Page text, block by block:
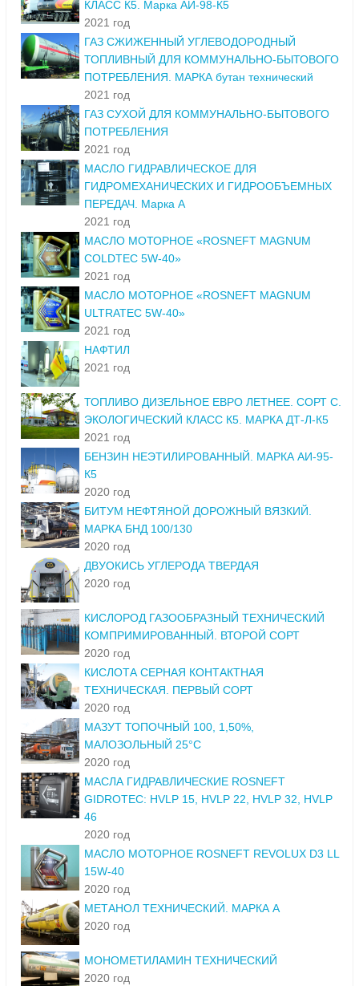
КЛАСС К5. Марка АИ-98-К5
2021 год
ГАЗ СЖИЖЕННЫЙ УГЛЕВОДОРОДНЫЙ
ТОПЛИВНЫЙ ДЛЯ КОММУНАЛЬНО-БЫТОВОГО
ПОТРЕБЛЕНИЯ. МАРКА бутан технический
2021 год
ГАЗ СУХОЙ ДЛЯ КОММУНАЛЬНО-БЫТОВОГО
ПОТРЕБЛЕНИЯ
2021 год
МАСЛО ГИДРАВЛИЧЕСКОЕ ДЛЯ
ГИДРОМЕХАНИЧЕСКИХ И ГИДРООБЪЕМНЫХ
ПЕРЕДАЧ. Марка А
2021 год
МАСЛО МОТОРНОЕ «ROSNEFT MAGNUM
COLDTEC 5W-40»
2021 год
МАСЛО МОТОРНОЕ «ROSNEFT MAGNUM
ULTRATEC 5W-40»
2021 год
НАФТИЛ
2021 год
ТОПЛИВО ДИЗЕЛЬНОЕ ЕВРО ЛЕТНЕЕ. СОРТ С.
ЭКОЛОГИЧЕСКИЙ КЛАСС К5. МАРКА ДТ-Л-К5
2021 год
БЕНЗИН НЕЭТИЛИРОВАННЫЙ. МАРКА АИ-95-
К5
2020 год
БИТУМ НЕФТЯНОЙ ДОРОЖНЫЙ ВЯЗКИЙ.
МАРКА БНД 100/130
2020 год
ДВУОКИСЬ УГЛЕРОДА ТВЕРДАЯ
2020 год
КИСЛОРОД ГАЗООБРАЗНЫЙ ТЕХНИЧЕСКИЙ
КОМПРИМИРОВАННЫЙ. ВТОРОЙ СОРТ
2020 год
КИСЛОТА СЕРНАЯ КОНТАКТНАЯ
ТЕХНИЧЕСКАЯ. ПЕРВЫЙ СОРТ
2020 год
МАЗУТ ТОПОЧНЫЙ 100, 1,50%,
МАЛОЗОЛЬНЫЙ 25°С
2020 год
МАСЛА ГИДРАВЛИЧЕСКИЕ ROSNEFT
GIDROTEC: HVLP 15, HVLP 22, HVLP 32, HVLP
46
2020 год
МАСЛО МОТОРНОЕ ROSNEFT REVOLUX D3 LL
15W-40
2020 год
МЕТАНОЛ ТЕХНИЧЕСКИЙ. МАРКА А
2020 год
МОНОМЕТИЛАМИН ТЕХНИЧЕСКИЙ
2020 год